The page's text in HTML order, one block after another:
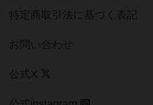
特定商取引法に基づく表記
お問い合わせ
公式X